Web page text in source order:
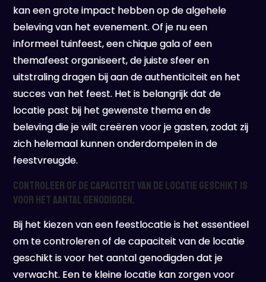
kan een grote impact hebben op de algehele
beleving van het evenement. Of je nu een
informeel tuinfeest, een chique gala of een
themafeest organiseert, de juiste sfeer en
uitstraling dragen bij aan de authenticiteit en het
succes van het feest. Het is belangrijk dat de
locatie past bij het gewenste thema en de
beleving die je wilt creëren voor je gasten, zodat zij
zich helemaal kunnen onderdompelen in de
feestvreugde.
Controleer of de capaciteit van de locatie geschikt is
voor het aantal genodigden.
Bij het kiezen van een feestlocatie is het essentieel
om te controleren of de capaciteit van de locatie
geschikt is voor het aantal genodigden dat je
verwacht. Een te kleine locatie kan zorgen voor